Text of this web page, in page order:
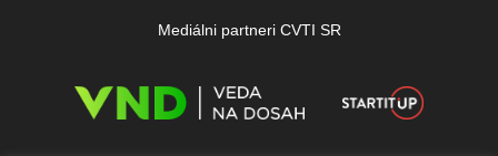
Mediálni partneri CVTI SR